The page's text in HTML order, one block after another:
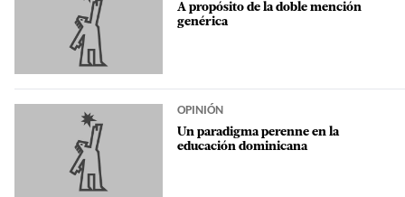
A propósito de la doble mención
genérica
OPINIÓN
Un paradigma perenne en la
educación dominicana